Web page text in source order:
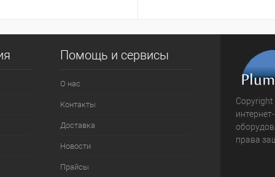
Помощь и сервисы
О нас
Контакты
Доставка
Новости
Прайсы
права